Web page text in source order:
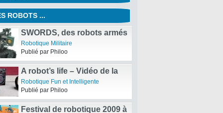
ROBOTS ...
SWORDS, des robots armés
pour la guerre
Robotique Militaire
Publié par Philoo
A robot’s life – Vidéo de la